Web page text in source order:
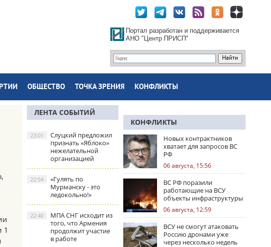
Портал разработан и поддерживается
АНО "Центр ПРИСП"
ОБЩЕСТВО ТОЧКА ЗРЕНИЯ КОНФЛИКТЫ
1
ЛЕНТА СОБЫТИЙ
Слуцкий предложил
признать «Яблоко»
нежелательной
организацией
23:01
«Гулять по
Мурманску - это
ледокольно!»
22:54
МПА СНГ исходит из
того, что Армения
продолжит участие
в работе
22:40
КОНФЛИКТЫ
Новых контрактников
хватает для запросов ВС
РФ
06 августа, 15:56
ВС РФ поразили
работающие на ВСУ
объекты инфраструктуры
и центры логистики
06 августа, 12:59
ВСУ не смогут атаковать
Россию дронами уже
через несколько недель